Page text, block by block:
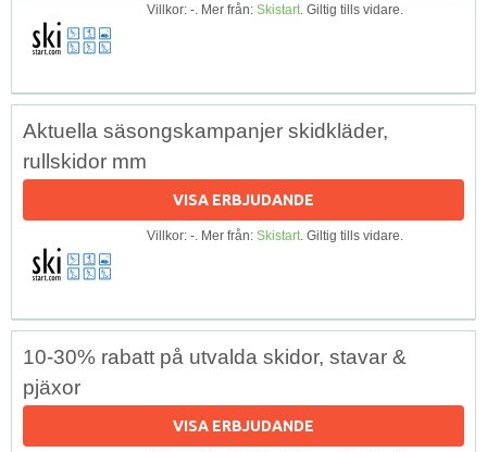
Villkor: -. Mer från: Skistart. Giltig tills vidare.
Aktuella säsongskampanjer skidkläder,
rullskidor mm
VISA ERBJUDANDE
Villkor: -. Mer från: Skistart. Giltig tills vidare.
10-30% rabatt på utvalda skidor, stavar &
pjäxor
VISA ERBJUDANDE